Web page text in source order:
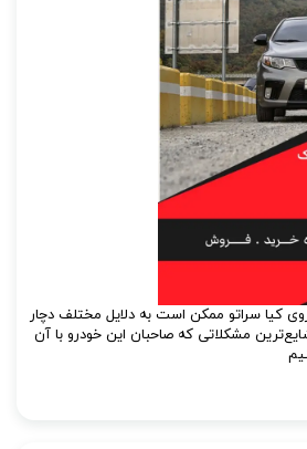
کیا سراتو ممکن است به دلایل مختلف دچار
مشکلاتی که صاحبان این خودرو با آن